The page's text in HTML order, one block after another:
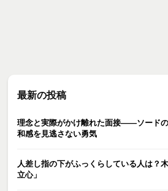
最新の投稿
理念と実際がかけ離れた面接――ソード
和感を見逃さない勇気
人差し指の下がふっくらしている人は？
立心」